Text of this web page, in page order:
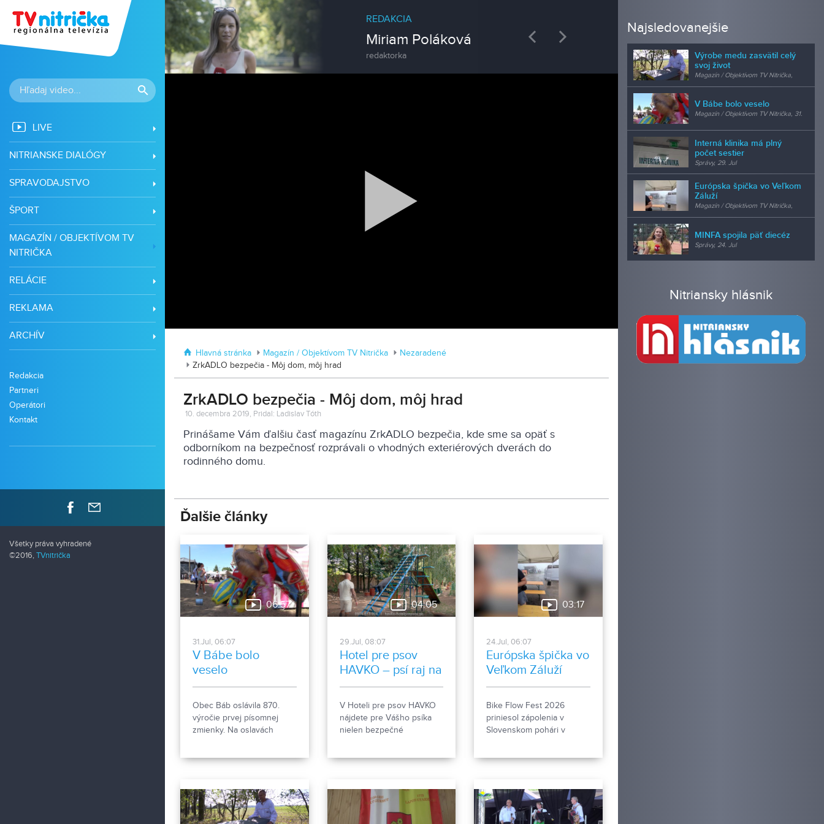
LIVE
NITRIANSKE DIALÓGY
SPRAVODAJSTVO
ŠPORT
MAGAZÍN / OBJEKTÍVOM TV
NITRIČKA
RELÁCIE
REKLAMA
ARCHÍV
Redakcia
Partneri
Operátori
Kontakt
Všetky práva vyhradené
©2016, TVnitrička
Previous
REDAKCIA
Miriam Poláková
redaktorka
Mgr.
Next
Traktormánia 2025 s pozvánkou
Hlavná stránka Magazín / Objektívom TV Nitrička
Nezaradené
ZrkADLO bezpečia - Môj dom, môj hrad
ZrkADLO bezpečia - Môj dom, môj hrad
10. decembra 2019, Pridal: Ladislav Tóth
Prinášame Vám ďalšiu časť magazínu ZrkADLO bezpečia, kde sme sa opäť s
odborníkom na bezpečnosť rozprávali o vhodných exteriérových dverách do
rodinného domu.
Ďalšie články
06:57
31.Jul, 06:07
V Bábe bolo
veselo
Obec Báb oslávila 870.
výročie prvej písomnej
zmienky. Na oslavách
04:05
29.Jul, 08:07
Hotel pre psov
HAVKO – psí raj na
zemi
V Hoteli pre psov HAVKO
nájdete pre Vášho psíka
nielen bezpečné
či pomoc pri prevýchove.
Spoznajte miesto, kde sú
psy na prvom mieste a kde
03:17
24.Jul, 06:07
Európska špička vo
Veľkom Záluží
Bike Flow Fest 2026
priniesol zápolenia v
Slovenskom pohári v
predstavilo aj možno
budúceho olympionika.
Najsledovanejšie
Výrobe medu zasvätil celý
svoj život
Magazín / Objektívom TV Nitrička,
V Bábe bolo veselo
Magazín / Objektívom TV Nitrička, 31.
Interná klinika má plný
počet sestier
Správy, 29. Jul
Európska špička vo Veľkom
Záluží
Magazín / Objektívom TV Nitrička,
MINFA spojila päť diecéz
Správy, 24. Jul
Nitriansky hlásnik